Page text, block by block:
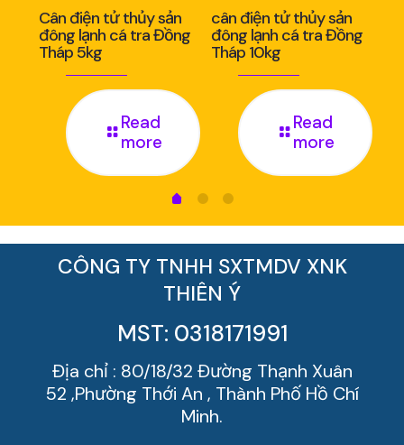
Cân điện tử thủy sản
đông lạnh cá tra Đồng
Tháp 5kg
Read
more
cân điện tử thủy sản
đông lạnh cá tra Đồng
Tháp 10kg
Read
more
CÔNG TY TNHH SXTMDV XNK
THIÊN Ý
MST: 0318171991
Địa chỉ : 80/18/32 Đường Thạnh Xuân
52 ,Phường Thới An , Thành Phố Hồ Chí
Minh.